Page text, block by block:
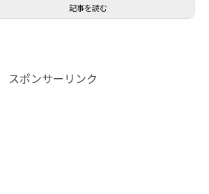
記事を読む
スポンサーリンク